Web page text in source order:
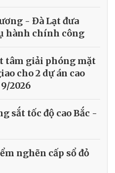
- Đà Lạt đưa
hành chính công
tâm giải phóng mặt
cho 2 dự án cao
2026
sắt tốc độ cao Bắc -
nghẽn cấp sổ đỏ